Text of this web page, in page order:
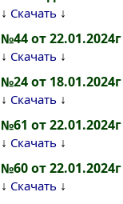
↓ Скачать ↓
№44 от
↓ Скачать ↓
№24 от
↓ Скачать ↓
№61 от
↓ Скачать ↓
№60 от
↓ Скачать ↓